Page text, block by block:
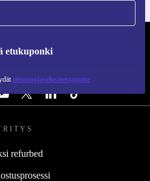
etukuponki
tietosuojaselosteestamme
refurbed